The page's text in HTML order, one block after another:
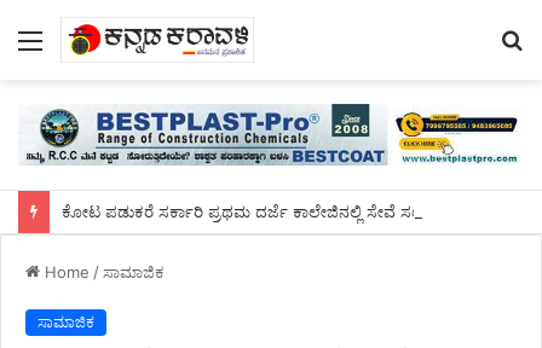
Menu
Home /ಸಾಮಾಜಿಕ
ಸಾಮಾಜಿಕ